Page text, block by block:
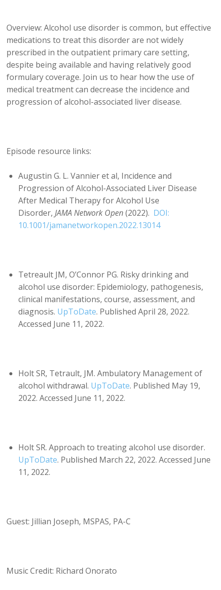
Overview: Alcohol use disorder is common, but effective
medications to treat this disorder are not widely
prescribed in the outpatient primary care setting,
despite being available and having relatively good
formulary coverage. Join us to hear how the use of
medical treatment can decrease the incidence and
progression of alcohol-associated liver disease.
Episode resource links:
Augustin G. L. Vannier et al, Incidence and
Progression of Alcohol-Associated Liver Disease
After Medical Therapy for Alcohol Use
Disorder,JAMA Network Open(2022). DOI:
10.1001/jamanetworkopen.2022.13014
Tetreault JM, O’Connor PG. Risky drinking and
alcohol use disorder: Epidemiology, pathogenesis,
clinical manifestations, course, assessment, and
diagnosis. UpToDate. Published April 28, 2022.
Accessed June 11, 2022.
Holt SR, Tetrault, JM. Ambulatory Management of
alcohol withdrawal. UpToDate. Published May 19,
2022. Accessed June 11, 2022.
Holt SR. Approach to treating alcohol use disorder.
UpToDate. Published March 22, 2022. Accessed June
11, 2022.
Guest: Jillian Joseph, MSPAS, PA-C
Music Credit: Richard Onorato